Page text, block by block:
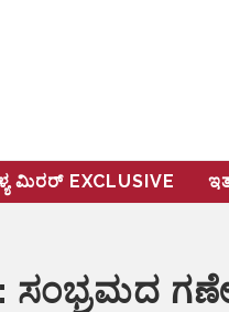
ಮಿರರ್‌ EXCLUSIVE